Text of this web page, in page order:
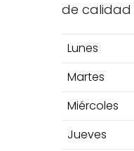
de calidad
Lunes
Martes
Miércoles
Jueves